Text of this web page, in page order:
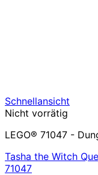
Schnellansicht
Nicht vorrätig
LEGO® 71047 -
Tasha the Witch
71047